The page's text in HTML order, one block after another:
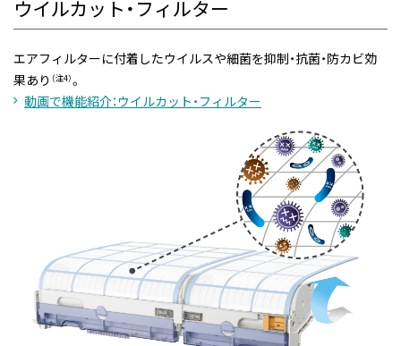
ウイルカット・フィルター
エアフィルターに付着したウイルスや細菌を抑制・抗菌・防カビ効
果あり （注4）。
動画で機能紹介：ウイルカット・フィルター